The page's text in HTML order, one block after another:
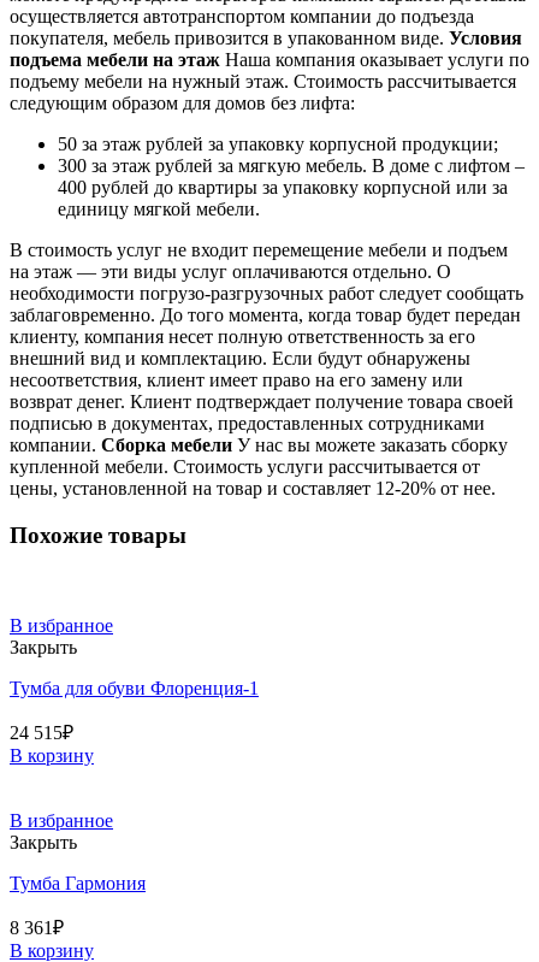
осуществляется автотранспортом компании до подъезда
покупателя, мебель привозится в упакованном виде. Условия
подъема мебели на этаж Наша компания оказывает услуги по
подъему мебели на нужный этаж. Стоимость рассчитывается
следующим образом для домов без лифта:
50 за этаж рублей за упаковку корпусной продукции;
300 за этаж рублей за мягкую мебель. В доме с лифтом –
400 рублей до квартиры за упаковку корпусной или за
единицу мягкой мебели.
В стоимость услуг не входит перемещение мебели и подъем
на этаж — эти виды услуг оплачиваются отдельно. О
необходимости погрузо-разгрузочных работ следует сообщать
заблаговременно. До того момента, когда товар будет передан
клиенту, компания несет полную ответственность за его
внешний вид и комплектацию. Если будут обнаружены
несоответствия, клиент имеет право на его замену или
возврат денег. Клиент подтверждает получение товара своей
подписью в документах, предоставленных сотрудниками
компании. Сборка мебели У нас вы можете заказать сборку
купленной мебели. Стоимость услуги рассчитывается от
цены, установленной на товар и составляет 12-20% от нее.
Похожие товары
В избранное
Закрыть
Тумба для обуви Флоренция-1
24 515₽
В корзину
В избранное
Закрыть
Тумба Гармония
8 361₽
В корзину